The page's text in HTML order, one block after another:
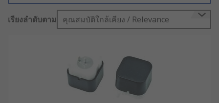
On/Off) โดยจะเชื่อมต่อวงจรไฟฟ้าเมื่อมีการกดปุ่ม
และจะตัดการเชื่อมต่อวงจรทันทีเมื่อปล่อยปุ่มออก การ
ทำงานลักษณะนี้ทำให้ Tact Switch เป็นตัวเลือกที่
(Tactile Feedback) เช่น คีย์บอร์ด แป้นพิมพ์ รีโมต
คอนโทรล และอุปกรณ์อิเล็กทรอนิกส์ต่าง ๆ
โดยปกติแล้ว Tact Switch จะเชื่อมต่อกับแผงวงจรพิมพ์
เรียงลำดับตาม คุณสมบัติใกล้เคียง / Relevance